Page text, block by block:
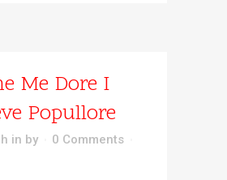
Me Dore I
Popullore
in by
0 Comments